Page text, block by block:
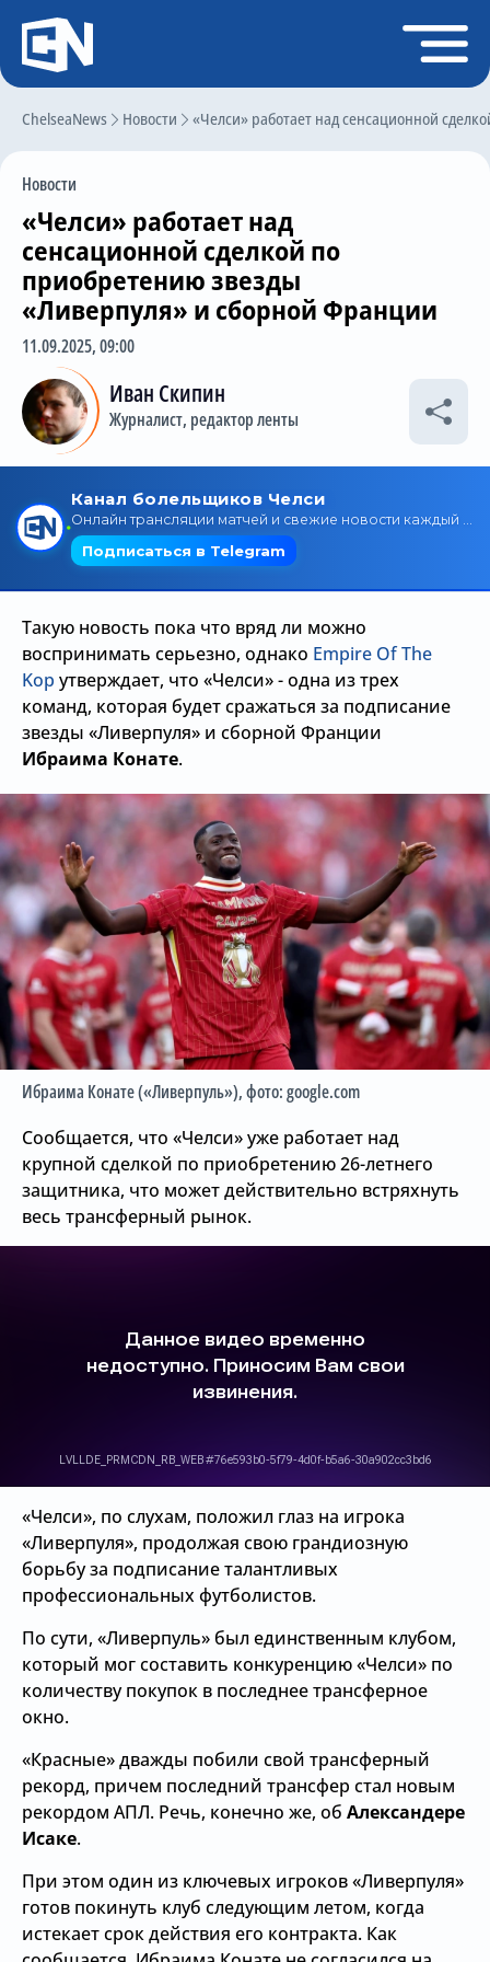
ChelseaNews Новости «Челси» работает над сенсационной
Новости
«Челси» работает над
сенсационной сделкой по
приобретению звезды
«Ливерпуля» и сборной Франции
11.09.2025, 09:00
Иван Скипин
Журналист, редактор ленты
Такую новость пока что вряд ли можно
воспринимать серьезно, однако Empire Of The
Kop утверждает, что «Челси» - одна из трех
команд, которая будет сражаться за подписание
звезды «Ливерпуля» и сборной Франции
Ибраима Конате.
Ибраима Конате («Ливерпуль»), фото: google.com
Сообщается, что «Челси» уже работает над
крупной сделкой по приобретению 26-летнего
защитника, что может действительно встряхнуть
весь трансферный рынок.
«Челси», по слухам, положил глаз на игрока
«Ливерпуля», продолжая свою грандиозную
борьбу за подписание талантливых
профессиональных футболистов.
По сути, «Ливерпуль» был единственным клубом,
который мог составить конкуренцию «Челси» по
количеству покупок в последнее трансферное
окно.
«Красные» дважды побили свой трансферный
рекорд, причем последний трансфер стал новым
рекордом АПЛ. Речь, конечно же, об Александере
Исаке.
При этом один из ключевых игроков «Ливерпуля»
готов покинуть клуб следующим летом, когда
истекает срок действия его контракта. Как
Регистрация
Главная
Трансферы
Слухи
История Челси
Статистика
Календарь игр
Состав команды
Поиск по сайту
Трансляции
Контакты